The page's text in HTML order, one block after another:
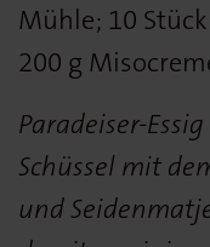
Mühle; 10
200 g
Paradeiser-
Schüssel mit
und